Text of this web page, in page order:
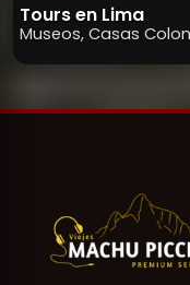
Tours en Lima
Museos, Casas